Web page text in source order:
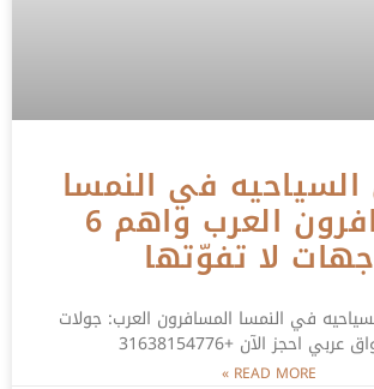
السياحيه في النمسا
المسافرون العرب واهم 6
لا تفوّتها
في النمسا المسافرون العرب: جولات
احجز الآن +31638154776
READ MORE »